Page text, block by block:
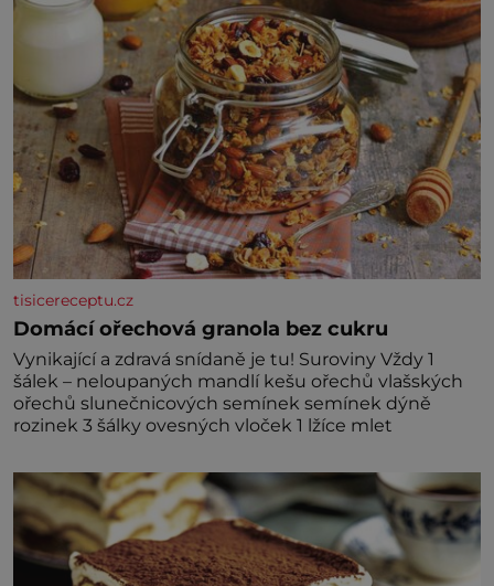
tisicereceptu.cz
Domácí ořechová granola bez cukru
Vynikající a zdravá snídaně je tu! Suroviny Vždy 1
šálek – neloupaných mandlí kešu ořechů vlašských
ořechů slunečnicových semínek semínek dýně
rozinek 3 šálky ovesných vloček 1 lžíce mlet